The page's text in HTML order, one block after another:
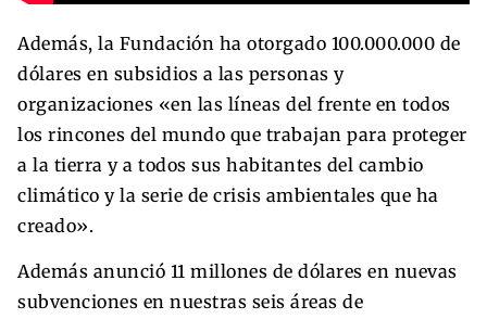
Además, la Fundación ha otorgado 100.000.000 de
dólares en subsidios a las personas y
organizaciones «en las líneas del frente en todos
los rincones del mundo que trabajan para proteger
a la tierra y a todos sus habitantes del cambio
climático y la serie de crisis ambientales que ha
creado».
Además anunció 11 millones de dólares en nuevas
subvenciones en nuestras seis áreas de